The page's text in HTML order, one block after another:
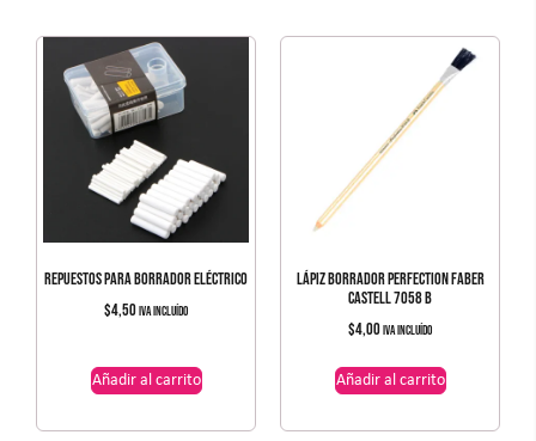
REPUESTOS PARA BORRADOR ELÉCTRICO
$4,50IVA incluído
Añadir al carrito
LÁPIZ BORRADOR PERFECTION FABER
CASTELL 7058 B
$4,00IVA incluído
Añadir al carrito